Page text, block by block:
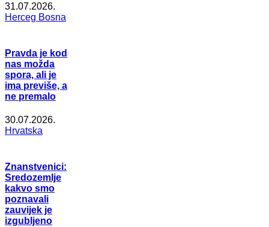
31.07.2026.
Herceg Bosna
Pravda je kod
nas možda
spora, ali je
ima previše, a
ne premalo
30.07.2026.
Hrvatska
Znanstvenici:
Sredozemlje
kakvo smo
poznavali
zauvijek je
izgubljeno